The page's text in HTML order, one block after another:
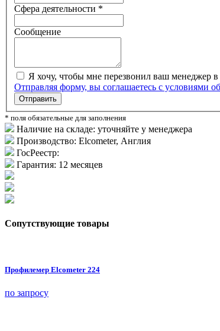
Сфера деятельности *
Сообщение
Я хочу, чтобы мне перезвонил ваш менеджер в
Отправляя форму, вы соглашаетесь с условиями
Отправить
* поля обязательные для заполнения
Наличие на складе: уточняйте у менеджера
Производство: Elcometer, Англия
ГосРеестр:
Гарантия: 12 месяцев
Сопутствующие товары
Профилемер Elcometer 224
по запросу